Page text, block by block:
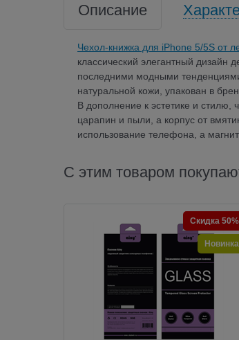
Описание
Чехол-книжка для iPhone 5/5S от
классический элегантный дизайн
последними модными
натуральной кожи, упакован в
В дополнение к эстетике и
царапин и пыли, а корпус от
использование телефона, а
С этим товаром
Скидка 50%
Новинка